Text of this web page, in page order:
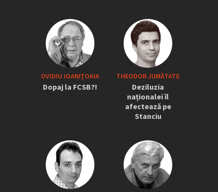
OVIDIU IOANIŢOAIA
Dopaj la FCSB?!
THEODOR JUMĂTATE
Deziluzia
naționalei îl
afectează pe
Stanciu